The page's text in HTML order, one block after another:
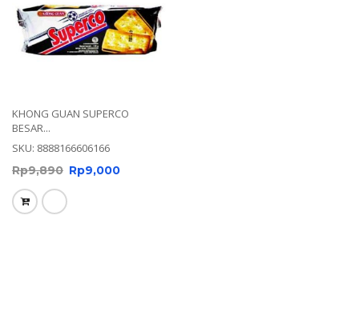
KHONG GUAN SUPERCO
BESAR...
SKU: 8888166606166
Rp9,890 Rp9,000